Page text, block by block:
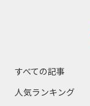
すべての記事
人気ランキング